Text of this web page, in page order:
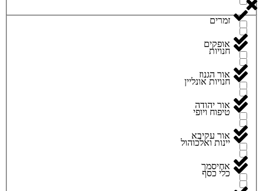
זמרים
חנויות
חנויות אונליין
טיפוח ויופי
יינות ואלכוהול
כלי כסף
אופקים
אור הגנוז
אור יהודה
אור עקיבא
אחיסמך